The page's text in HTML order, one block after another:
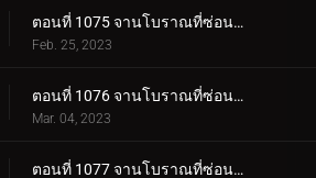
ตอนที่ 1075 จานโบราณที่ซ่อนไม่มิด (ตอนแรก)
Feb. 25, 2023
ตอนที่ 1076 จานโบราณที่ซ่อนไม่มิด (ตอนกลาง)
Mar. 04, 2023
ตอนที่ 1077 จานโบราณที่ซ่อนไม่มิด (ตอนจบ)